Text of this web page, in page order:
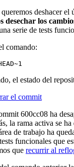
deshacer
desechar los
serie de tests
comando:
el estado del
600cc08 ha
la rama activa se
de trabajo ha
funcionales que
que recurrir al